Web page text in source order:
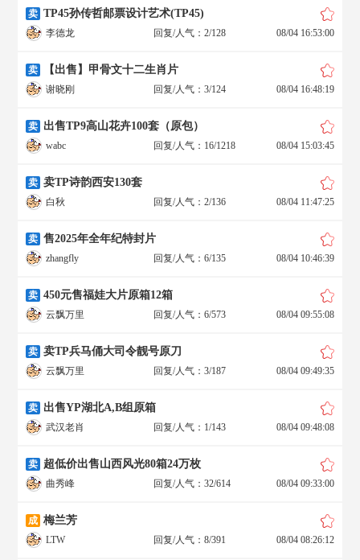
卖 TP45孙传哲邮票设计艺术(TP45)
李德龙 回复/人气：2/128 08/04 16:53:00
卖 【出售】甲骨文十二生肖片
谢晓刚 回复/人气：3/124 08/04 16:48:19
卖 出售TP9高山花卉100套（原包）
wabc 回复/人气：16/1218 08/04 15:03:45
卖 卖TP诗韵西安130套
白秋 回复/人气：2/136 08/04 11:47:25
卖 售2025年全年纪特封片
zhangfly 回复/人气：6/135 08/04 10:46:39
卖 450元售福娃大片原箱12箱
云飘万里 回复/人气：6/573 08/04 09:55:08
卖 卖TP兵马俑大司令靓号原刀
云飘万里 回复/人气：3/187 08/04 09:49:35
卖 出售YP湖北A,B组原箱
武汉老肖 回复/人气：1/143 08/04 09:48:08
卖 超低价出售山西风光80箱24万枚
曲秀峰 回复/人气：32/614 08/04 09:33:00
成 梅兰芳
LTW 回复/人气：8/391 08/04 08:26:12